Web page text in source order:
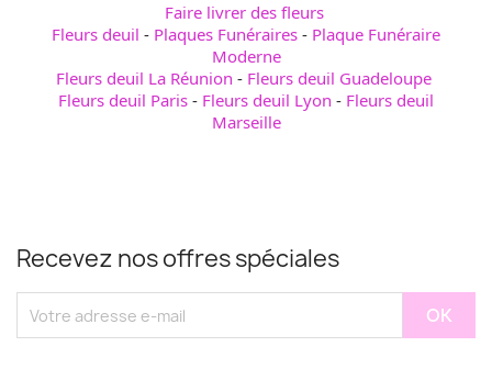
Faire livrer des fleurs
Fleurs deuil - Plaques Funéraires - Plaque Funéraire
Moderne
Fleurs deuil La Réunion - Fleurs deuil Guadeloupe
Fleurs deuil Paris - Fleurs deuil Lyon - Fleurs deuil
Marseille
Recevez nos offres spéciales